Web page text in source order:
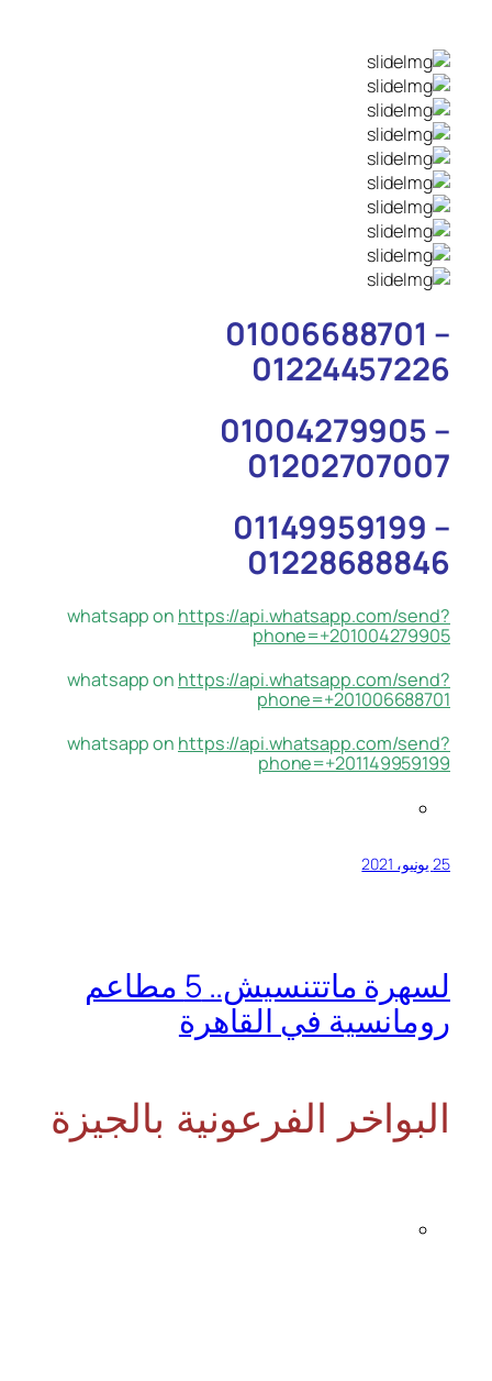
01006688701 –
01224457226
01004279905 –
01202707007
01149959199 –
01228688846
whatsapp on https://api.whatsapp.com/send?
phone=+201004279905
whatsapp on https://api.whatsapp.com/send?
phone=+201006688701
whatsapp on https://api.whatsapp.com/send?
phone=+201149959199
25 يونيو، 2021
لسهرة ماتتنسيش.. 5 مطاعم
رومانسية في القاهرة
البواخر الفرعونية بالجيزة